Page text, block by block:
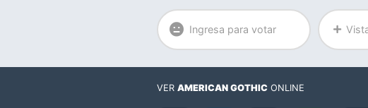
Ingresa para votar
VER AMERICAN GOTHIC ONLINE